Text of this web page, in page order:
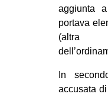
aggiunta
portava
(altra
In
accusata